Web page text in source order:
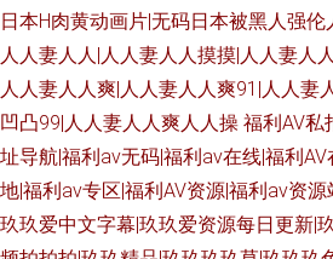
日本H肉黄动画片|无码日本被黑人强伦
人人妻人人|人人妻人人摸摸|人人妻人
人人妻人人爽|人人妻人人爽91|人人妻
凹凸99|人人妻人人爽人人操 福利AV私
址导航|福利av无码|福利av在线|福利
地|福利av专区|福利AV资源|福利av资源
玖玖爱中文字幕|玖玖爱资源每日更新|